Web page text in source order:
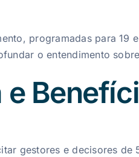
programadas para
o entendimento
e
gestores e decisores de